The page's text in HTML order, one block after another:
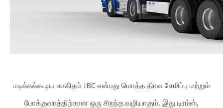
மடிக்கக்கூடிய காகிதம் IBC என்பது மொத்த திரவ சேமிப்பு மற்றும்
போக்குவரத்திற்கான ஒரு சிறந்த வழியாகும், இது டிரம்ஸ்,